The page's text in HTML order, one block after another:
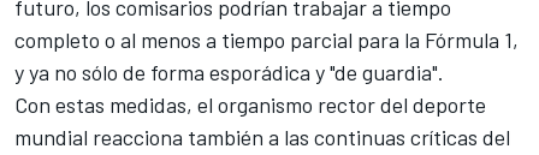
futuro, los comisarios podrían trabajar a tiempo
completo o al menos a tiempo parcial para la Fórmula 1,
y ya no sólo de forma esporádica y "de guardia".
Con estas medidas, el organismo rector del deporte
mundial reacciona también a las continuas críticas del